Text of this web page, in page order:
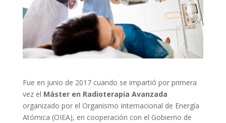
Fue en junio de 2017 cuando se impartió por primera
vez el Máster en Radioterapia Avanzada
organizado por el Organismo Internacional de Energía
Atómica (OIEA), en cooperación con el Gobierno de